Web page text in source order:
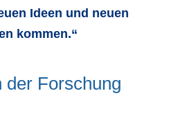
Ideen und neuen
kommen.“
der Forschung